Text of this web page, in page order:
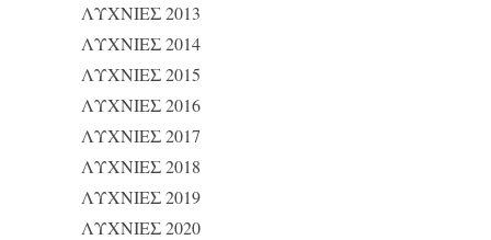
ΛΥΧΝΙΕΣ 2013
ΛΥΧΝΙΕΣ 2014
ΛΥΧΝΙΕΣ 2015
ΛΥΧΝΙΕΣ 2016
ΛΥΧΝΙΕΣ 2017
ΛΥΧΝΙΕΣ 2018
ΛΥΧΝΙΕΣ 2019
ΛΥΧΝΙΕΣ 2020